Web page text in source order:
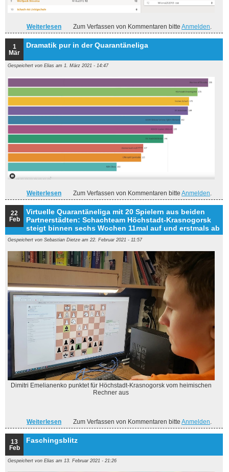
Weiterlesen über Höchstadt-Kransogorsk gewinnt Freundschaftscup
Zum Verfassen von Kommentaren bitteAnmelden
1
Mär
Dramatik pur in der Quarantäneliga
Gespeichert von Elias am 1. März 2021 - 14:47
Weiterlesen über Dramatik pur in der Quarantäneliga
Zum Verfassen von Kommentaren bitteAnmelden.
22
Feb
Virtuelle Quarantäneliga mit 20 Spielern aus beiden
Partnerstädten: Schachteam Höchstadt-Krasnogorsk
steigt binnen sechs Wochen 11mal auf und erstmals ab
Gespeichert von Sebastian Dietze am 22. Februar 2021 - 11:57
Dimitri Emelianenko punktet für Höchstadt-Krasnogorsk vom heimischen
Rechner aus
Weiterlesen
über Virtuelle Quarantäneliga mit 20 Spielern aus beiden
Partnerstädten: Schachteam Höchstadt-Krasnogorsk
steigt binnen sechs Wochen 11mal auf und erstmals ab
Zum Verfassen von Kommentaren bitteAnmelden
13
Feb
Faschingsblitz
Gespeichert von Elias am 13. Februar 2021 - 21:26